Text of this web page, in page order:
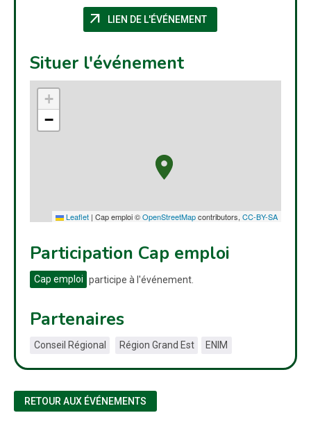
arrow_outward LIEN DE L'ÉVÉNEMENT(NOUVELLE FENÊTRE)
Situer l'événement
+
−
Leaflet | Cap emploi ©OpenStreetMapcontributors, CC-BY-SA
Participation Cap emploi
Cap emploi participe à l'événement.
Partenaires
Conseil Régional Région Grand Est ENIM
RETOUR AUX ÉVÉNEMENTS